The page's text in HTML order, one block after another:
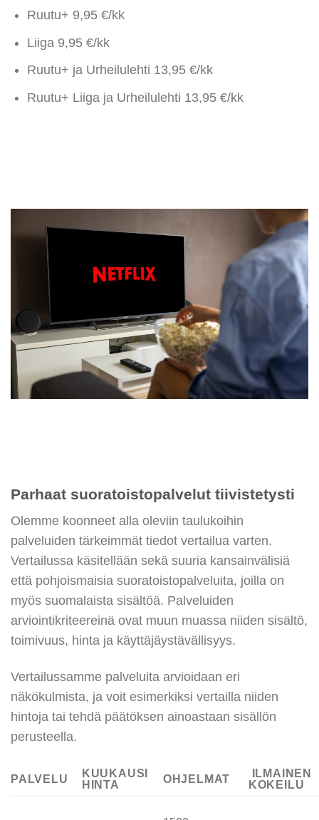
Ruutu+ 9,95 €/kk
Liiga 9,95 €/kk
Ruutu+ ja Urheilulehti 13,95 €/kk
Ruutu+ Liiga ja Urheilulehti 13,95 €/kk
Parhaat suoratoistopalvelut tiivistetysti
Olemme koonneet alla oleviin taulukoihin
palveluiden tärkeimmät tiedot vertailua varten.
Vertailussa käsitellään sekä suuria kansainvälisiä
että pohjoismaisia suoratoistopalveluita, joilla on
myös suomalaista sisältöä. Palveluiden
arviointikriteereinä ovat muun muassa niiden sisältö,
toimivuus, hinta ja käyttäjäystävällisyys.
Vertailussamme palveluita arvioidaan eri
näkökulmista, ja voit esimerkiksi vertailla niiden
hintoja tai tehdä päätöksen ainoastaan sisällön
perusteella.
PALVELU
KUUKAUSI
HINTA
OHJELMAT
ILMAINEN
KOKEILU